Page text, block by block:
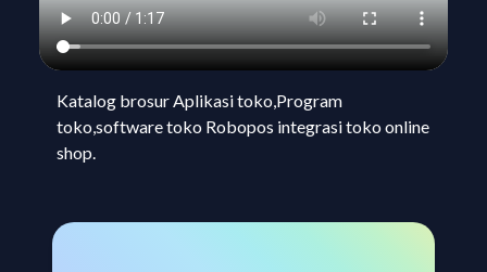
Katalog brosur Aplikasi toko,Program
toko,software toko Robopos integrasi toko online
shop.